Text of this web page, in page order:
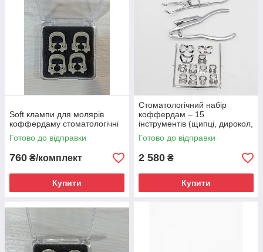
Soft клампи для молярів
коффердаму стоматологічні
Готово до відправки
760 ₴/комплект
Купити
Стоматологічний набір
коффердам – 15
інструментів (щипці, дирокол,
рамка, 12 клампів)
Готово до відправки
2 580 ₴
Купити